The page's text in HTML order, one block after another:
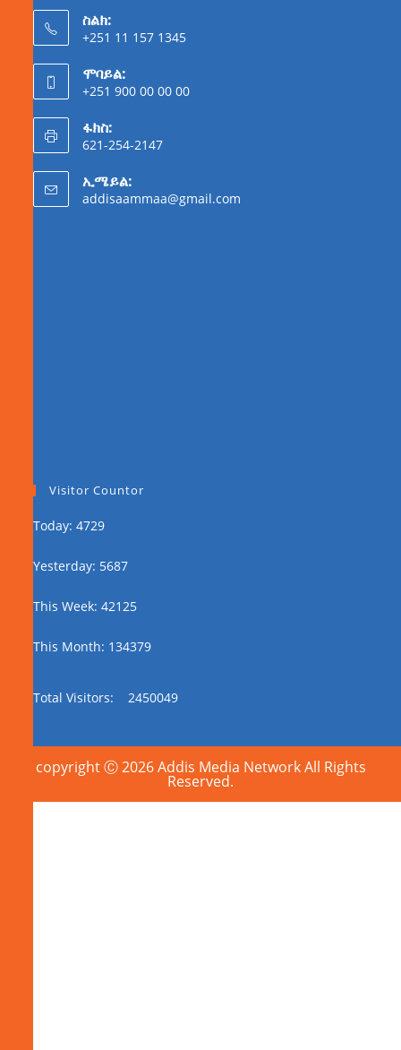
ስልክ:
+251 11 157 1345
ሞባይል:
+251 900 00 00 00
ፋክስ:
621-254-2147
ኢሜይል:
addisaammaa@gmail.com
Visitor Countor
Today: 4729
Yesterday: 5687
This Week: 42125
This Month: 134379
Total Visitors: 2450049
copyright Ⓒ 2026 Addis Media Network All Rights
Reserved.